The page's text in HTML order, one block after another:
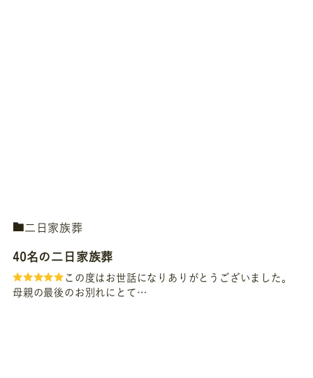
二日家族葬
40名の二日家族葬
この度はお世話になりありがとうございました。
母親の最後のお別れにとて…